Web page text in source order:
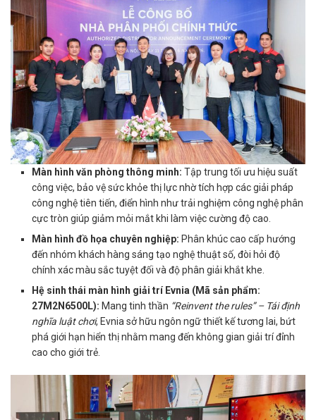
Màn hình văn phòng thông minh: Tập trung tối ưu hiệu suất
công việc, bảo vệ sức khỏe thị lực nhờ tích hợp các giải pháp
công nghệ tiên tiến, điển hình như trải nghiệm công nghệ phân
cực tròn giúp giảm mỏi mắt khi làm việc cường độ cao.
Màn hình đồ họa chuyên nghiệp: Phân khúc cao cấp hướng
đến nhóm khách hàng sáng tạo nghệ thuật số, đòi hỏi độ
chính xác màu sắc tuyệt đối và độ phân giải khắt khe.
Hệ sinh thái màn hình giải trí Evnia (Mã sản phẩm:
27M2N6500L): Mang tinh thần “Reinvent the rules” – Tái định
nghĩa luật chơi, Evnia sở hữu ngôn ngữ thiết kế tương lai, bứt
phá giới hạn hiển thị nhằm mang đến không gian giải trí đỉnh
cao cho giới trẻ.